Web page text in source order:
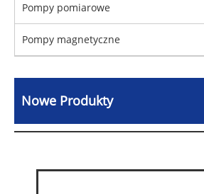
Pompy pomiarowe
Pompy magnetyczne
Nowe Produkty